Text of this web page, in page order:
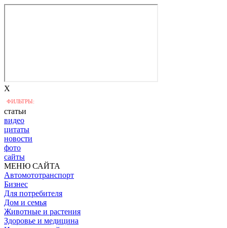
X
ФИЛЬТРЫ:
статьи
видео
цитаты
новости
фото
сайты
МЕНЮ САЙТА
Автомототранспорт
Бизнес
Для потребителя
Дом и семья
Животные и растения
Здоровье и медицина